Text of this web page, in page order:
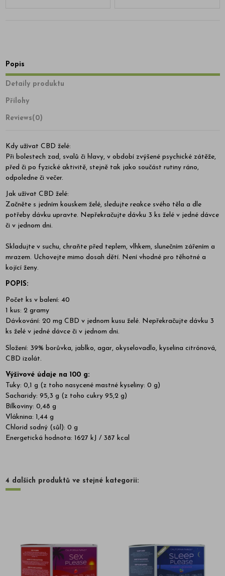
Popis
Detaily produktu
Přílohy
Reviews(0)
Kdy užívat CBD želé:
Při bolestech zad, svalů či hlavy, v období zvýšené psychické zátěže,
před či po fyzické aktivitě, stejně tak jako součást rutiny ráno,
odpoledne či večer.
Jak užívat CBD želé:
Začněte s jedním kouskem želé, sledujte reakce svého těla a dle
potřeby dávku upravte. Nepřekračujte dávku 3 ks želé v jedné dávce
či v jednom dni.
Skladujte v suchu, chraňte před teplem, vlhkem, slunečním zářením a
mrazem. Uchovejte mimo dosah dětí. Není vhodné pro těhotné a
kojící ženy.
POPIS:
Počet ks v balení: 40
1 kus: 2 gramy
Dávkování: 20 mg CBD v jednom kusu želé. Nepřekračujte dávku 3
ks želé v jedné dávce či v jednom dni.
Složení: 39% borůvka, jablko, agar, okyselovadlo, kyselina citrónová,
CBD izolát.
Výživové údaje na 100 g:
Tuky: 0,1 g (z toho nasycené mastné kyseliny: 0 g)
Sacharidy: 95,3 g (z toho cukry 95,2 g)
Bílkoviny: 0,48 g
Vláknina: 1,44 g
Chlorid sodný (sůl): 0 g
Energetická hodnota: 1627 kJ / 387 kcal
4 dalších produktů ve stejné kategorii: